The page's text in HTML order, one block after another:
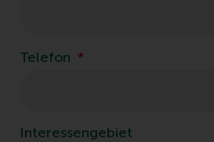
Telefon
Interessengebiet